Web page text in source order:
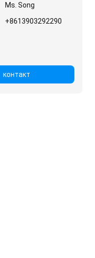
Ms. Song
+8613903292290
контакт